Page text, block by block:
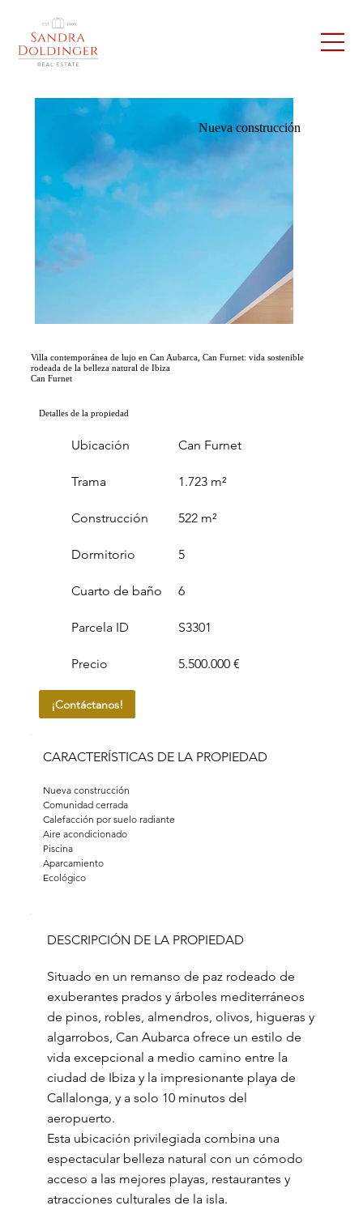
Nueva construcción
Villa contemporánea de lujo en Can Aubarca, Can Furnet: vida sostenible
rodeada de la belleza natural de Ibiza
Can Furnet
Detalles de la propiedad
Ubicación
Trama
Construcción
Can Furnet
1.723 m²
522 m²
Dormitorio
Cuarto de baño
5
6
Parcela ID
Precio
S3301
5.500.000 €
¡Contáctanos!
CARACTERÍSTICAS DE LA PROPIEDAD
Nueva construcción
Comunidad cerrada
Calefacción por suelo radiante
Aire acondicionado
Piscina
Aparcamiento
Ecológico
DESCRIPCIÓN DE LA PROPIEDAD
Situado en un remanso de paz rodeado de
exuberantes prados y árboles mediterráneos
de pinos, robles, almendros, olivos, higueras y
algarrobos, Can Aubarca ofrece un estilo de
vida excepcional a medio camino entre la
ciudad de Ibiza y la impresionante playa de
Callalonga, y a solo 10 minutos del
aeropuerto.
Esta ubicación privilegiada combina una
espectacular belleza natural con un cómodo
acceso a las mejores playas, restaurantes y
atracciones culturales de la isla.